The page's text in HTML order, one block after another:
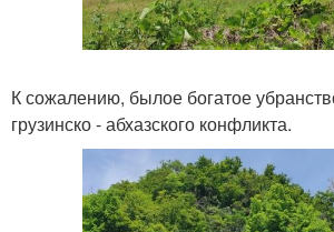
К сожалению, былое богатое
грузинско - абхазского конфликта.